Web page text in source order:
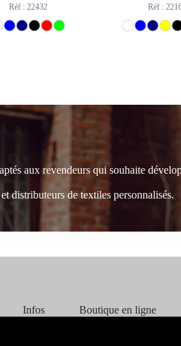
Réf : 22432 Réf :
aux revendeurs qui souhaite
distributeurs de textiles personnalisés.
Infos Boutique en ligne